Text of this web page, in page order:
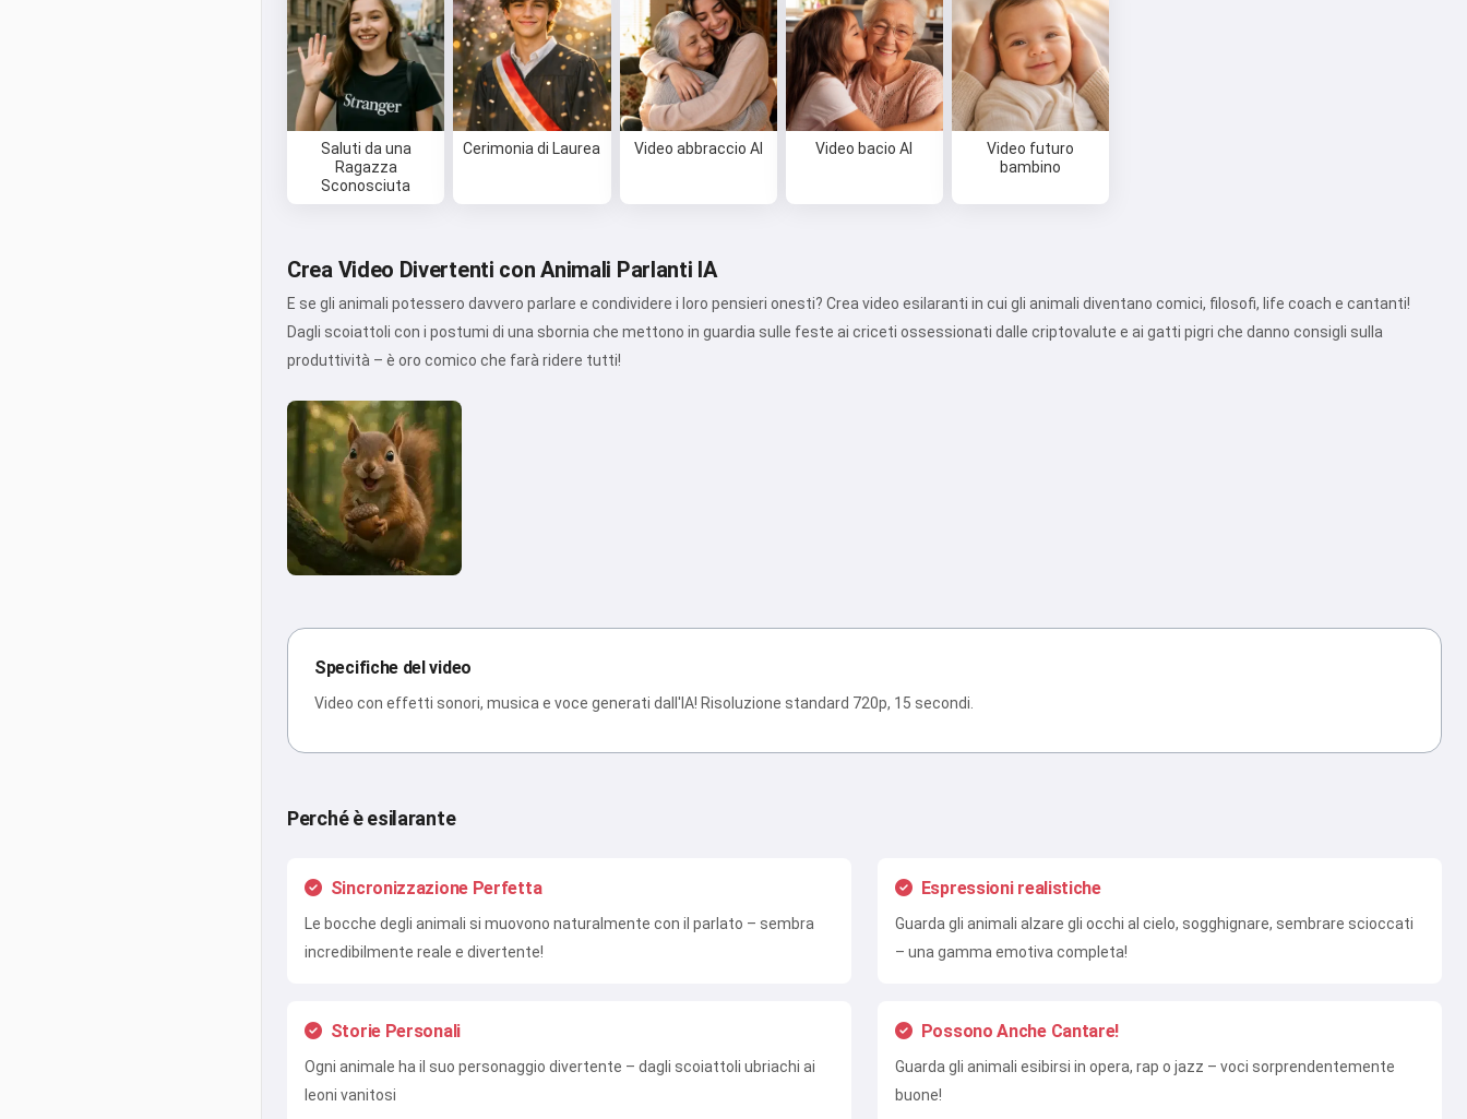
Saluti da una
Ragazza
Sconosciuta
Cerimonia di Laurea Video abbraccio AI Video bacio AI
Video futuro
bambino
Crea Video Divertenti con Animali Parlanti IA
E se gli animali potessero davvero parlare e condividere i loro pensieri onesti? Crea video esilaranti in cui gli animali diventano comici, filosofi, life coach e cantanti!
Dagli scoiattoli con i postumi di una sbornia che mettono in guardia sulle feste ai criceti ossessionati dalle criptovalute e ai gatti pigri che danno consigli sulla
produttività – è oro comico che farà ridere tutti!
Specifiche del video
Video con effetti sonori, musica e voce generati dall'IA! Risoluzione standard 720p, 15 secondi.
Perché è esilarante
Sincronizzazione Perfetta
Le bocche degli animali si muovono naturalmente con il parlato – sembra
incredibilmente reale e divertente!
Espressioni realistiche
Guarda gli animali alzare gli occhi al cielo, sogghignare, sembrare scioccati
– una gamma emotiva completa!
Storie Personali
Ogni animale ha il suo personaggio divertente – dagli scoiattoli ubriachi ai
leoni vanitosi
Possono Anche Cantare!
Guarda gli animali esibirsi in opera, rap o jazz – voci sorprendentemente
buone!
Provalo gratis